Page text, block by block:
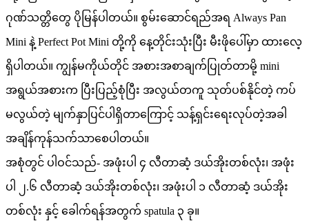
ဂုဏ်သတ္တိတွေ ပိုမြန်ပါတယ်။ စွမ်းဆောင်ရည်အရ Always Pan
Mini နဲ့ Perfect Pot Mini တို့ကို နေ့တိုင်းသုံးပြီး မီးဖိုပေါ်မှာ ထားလေ့
ရှိပါတယ်။ ကျွန်မကိုယ်တိုင် အစားအစာချက်ပြုတ်တာမို့ mini
အရွယ်အစားက ပြီးပြည့်စုံပြီး အလွယ်တကူ သုတ်ပစ်နိုင်တဲ့ ကပ်
မလွယ်တဲ့ မျက်နှာပြင်ပါရှိတာကြောင့် သန့်ရှင်းရေးလုပ်တဲ့အခါ
အချိန်ကုန်သက်သာစေပါတယ်။
အစုံတွင် ပါဝင်သည်- အဖုံးပါ ၄ လီတာဆံ့ ဒယ်အိုးတစ်လုံး၊ အဖုံး
ပါ ၂.၆ လီတာဆံ့ ဒယ်အိုးတစ်လုံး၊ အဖုံးပါ ၁ လီတာဆံ့ ဒယ်အိုး
တစ်လုံး နှင့် ခေါက်ရန်အတွက် spatula ၃ ခု။